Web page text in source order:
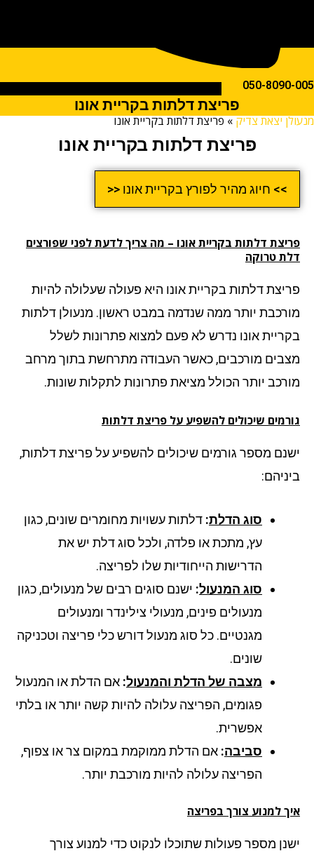
050-
פריצת דלתות בקריית אונו
יצאת צדיק»פריצת דלתות בקריית אונו
פריצת דלתות בקריית אונו
>> חיוג מהיר לפורץ בקריית אונו <<
דלתות בקריית אונו – מה צריך לדעת לפני שפורצים
טרוקה
דלתות בקריית אונו היא פעולה שעלולה להיות
יותר ממה שנדמה במבט ראשון. מנעולן דלתות
אונו נדרש לא פעם למצוא פתרונות לשלל
מורכבים, כאשר העבודה מתרחשת בתוך מרחב
יותר הכולל מציאת פתרונות לתקלות שונות.
שיכולים להשפיע על פריצת דלתות
מספר גורמים שיכולים להשפיע על פריצת דלתות,
סוג הדלת:דלתות עשויות מחומרים שונים, כגון
עץ, מתכת או פלדה, ולכל סוג דלת יש את
הדרישות הייחודיות שלו לפריצה.
סוג המנעול:ישנם סוגים רבים של מנעולים, כגון
מנעולים פינים, מנעולי צילינדר ומנעולים
מגנטיים. כל סוג מנעול דורש כלי פריצה וטכניקה
שונים.
מצבה של הדלת והמנעול:אם הדלת או המנעול
פגומים, הפריצה עלולה להיות קשה יותר או בלתי
אפשרית.
סביבה:אם הדלת ממוקמת במקום צר או צפוף,
הפריצה עלולה להיות מורכבת יותר.
למנוע צורך בפריצה
מספר פעולות שתוכלו לנקוט כדי למנוע צורך